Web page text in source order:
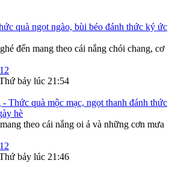
quà ngọt ngào, bùi béo đánh thức ký ức
đến mang theo cái nắng chói chang, cơ
bảy lúc 21:54
Thức quà mộc mạc, ngọt thanh đánh thức
hè
theo cái nắng oi ả và những cơn mưa
bảy lúc 21:46